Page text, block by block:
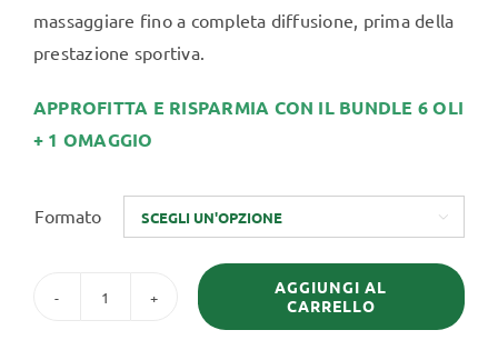
massaggiare fino a completa diffusione, prima della
prestazione sportiva.
APPROFITTA E RISPARMIA CON IL BUNDLE 6 OLI
+ 1 OMAGGIO
Formato 
olio
AGGIUNGI AL
CARRELLO